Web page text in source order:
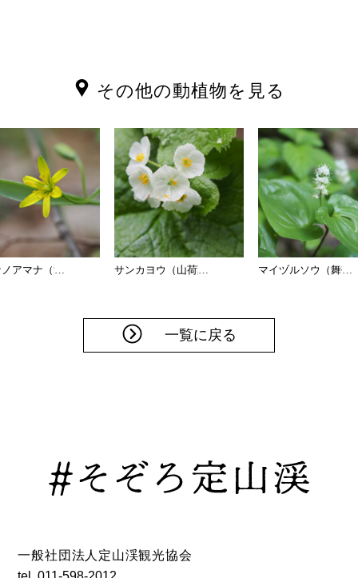
その他の動植物を見る
アマナ（黄花甘菜）
… サンカヨウ（山荷葉）
… マイヅルソウ（舞鶴
…
一覧に戻る
一般社団法人定山渓観光協会